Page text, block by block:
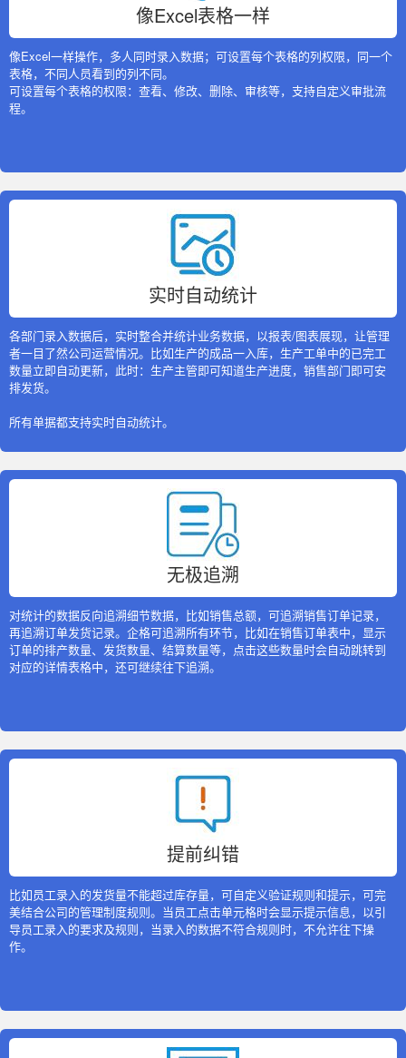
像Excel表格一样
像Excel一样操作，多人同时录入数据；可设置每个表格的列权限，同一个
表格，不同人员看到的列不同。
可设置每个表格的权限：查看、修改、删除、审核等，支持自定义审批流
程。
实时自动统计
各部门录入数据后，实时整合并统计业务数据，以报表/图表展现，让管理
者一目了然公司运营情况。比如生产的成品一入库，生产工单中的已完工
数量立即自动更新，此时：生产主管即可知道生产进度，销售部门即可安
排发货。
所有单据都支持实时自动统计。
无极追溯
对统计的数据反向追溯细节数据，比如销售总额，可追溯销售订单记录，
再追溯订单发货记录。企格可追溯所有环节，比如在销售订单表中，显示
订单的排产数量、发货数量、结算数量等，点击这些数量时会自动跳转到
对应的详情表格中，还可继续往下追溯。
提前纠错
比如员工录入的发货量不能超过库存量，可自定义验证规则和提示，可完
美结合公司的管理制度规则。当员工点击单元格时会显示提示信息，以引
导员工录入的要求及规则，当录入的数据不符合规则时，不允许往下操
作。